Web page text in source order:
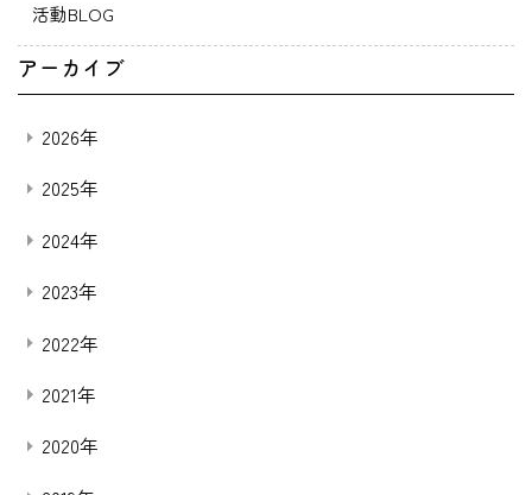
活動BLOG
アーカイブ
2026年
2025年
2024年
2023年
2022年
2021年
2020年